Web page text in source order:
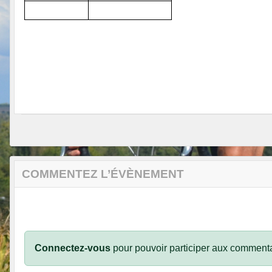
COMMENTEZ L’ÉVÈNEMENT
Connectez-vous pour pouvoir participer aux